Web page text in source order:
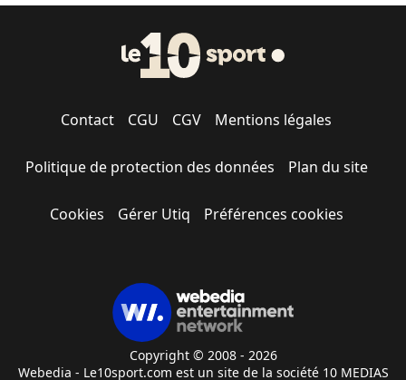
Contact CGU CGV Mentions légales
Politique de protection des données Plan du site
Cookies Gérer Utiq Préférences cookies
Copyright © 2008 - 2026
Webedia - Le10sport.com est un site de la société 10 MEDIAS